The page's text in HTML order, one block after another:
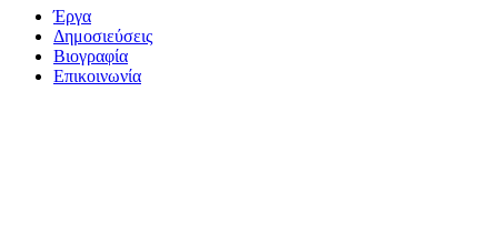
Έργα
Δημοσιεύσεις
Βιογραφία
Επικοινωνία